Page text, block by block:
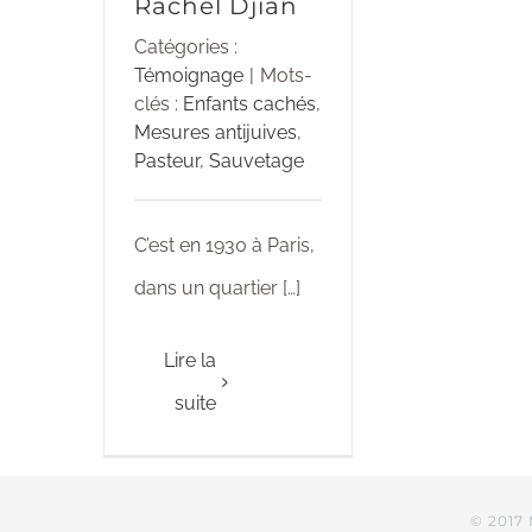
Rachel Djian
Catégories :
Témoignage
Mots-
clés : Enfants cachés,
Mesures antijuives,
Pasteur, Sauvetage
C’est en 1930 à Paris,
dans un quartier […]
Lire la
suite
© 2017